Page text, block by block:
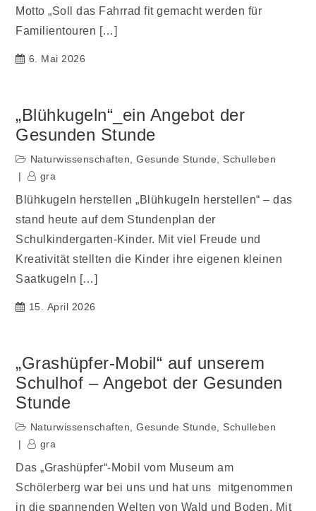
Motto „Soll das Fahrrad fit gemacht werden für
Familientouren […]
6. Mai 2026
„Blühkugeln“_ein Angebot der
Gesunden Stunde
Naturwissenschaften ,Gesunde Stunde
Schulleben
gra
Blühkugeln herstellen „Blühkugeln herstellen“ – das
stand heute auf dem Stundenplan der
Schulkindergarten-Kinder. Mit viel Freude und
Kreativität stellten die Kinder ihre eigenen kleinen
Saatkugeln […]
15. April 2026
„Grashüpfer-Mobil“ auf unserem
Schulhof – Angebot der Gesunden
Stunde
Naturwissenschaften ,Gesunde Stunde
Schulleben
gra
Das „Grashüpfer“-Mobil vom Museum am
Schölerberg war bei uns und hat uns mitgenommen
in die spannenden Welten von Wald und Boden. Mit